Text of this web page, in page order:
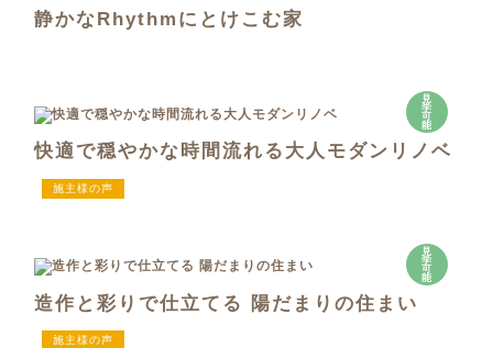
静かなRhythmにとけこむ家
見
学
可
能
快適で穏やかな時間流れる大人モダンリノベ
施主様の声
見
学
可
能
造作と彩りで仕立てる 陽だまりの住まい
施主様の声